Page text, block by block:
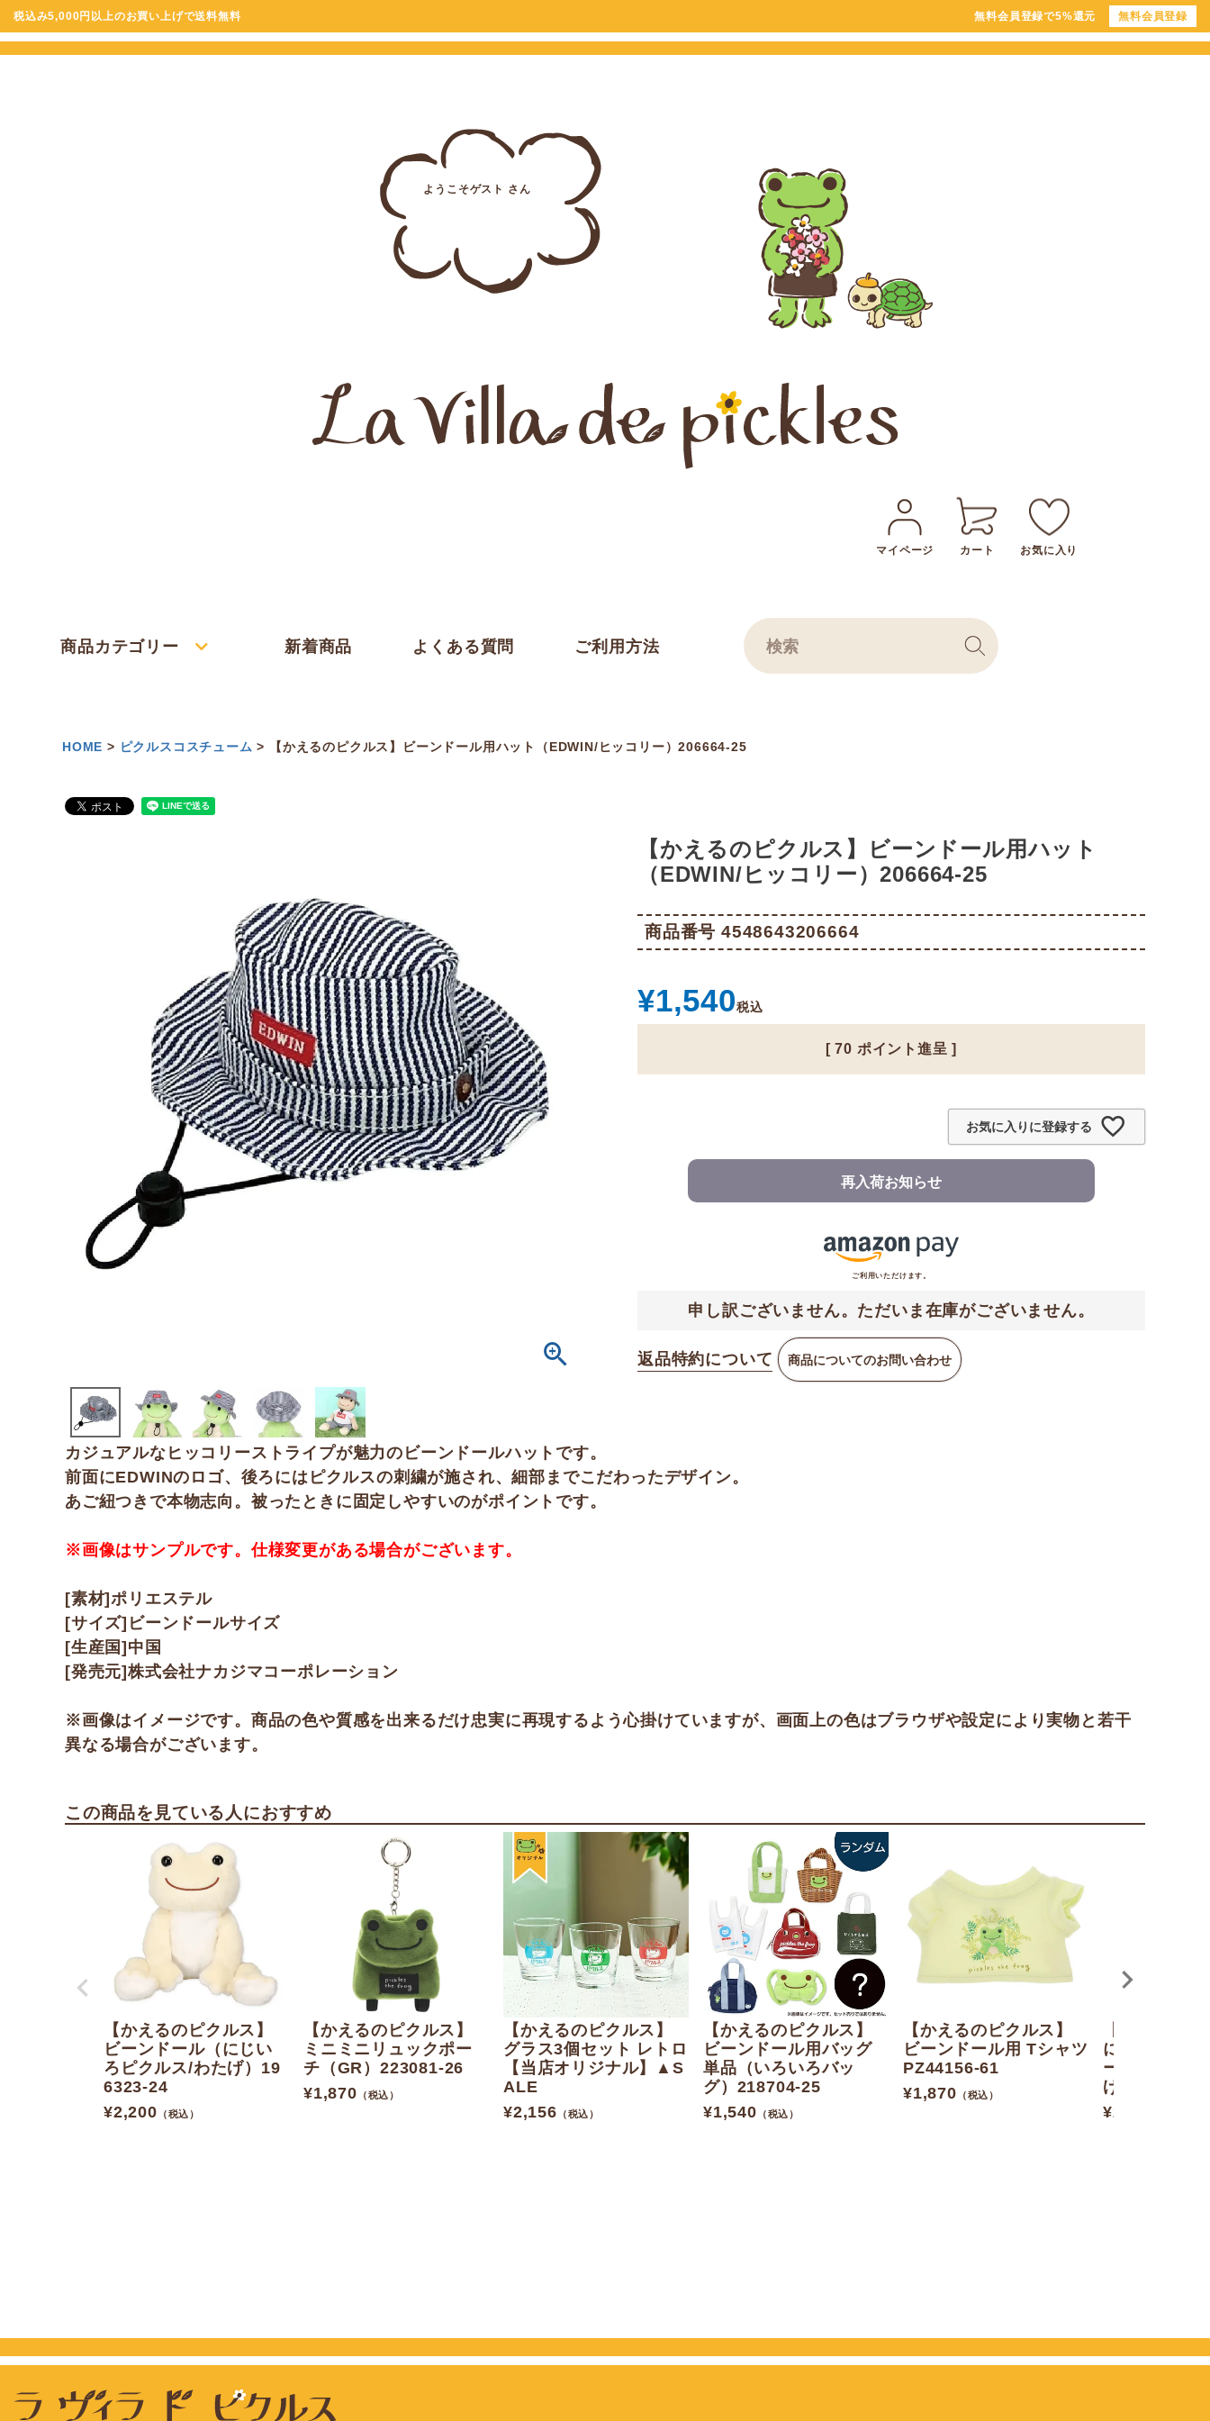
税込み5,000円以上のお買い上げで送料無料 無料会員登録で5%還元 無料会員登録
ようこそゲスト さん
マイページ カート お気に入り
商品カテゴリー 新着商品 よくある質問 ご利用方法
HOME ピクルスコスチューム 【かえるのピクルス】ビーンドール用ハット（EDWIN/ヒッコリー）206664-25
【かえるのピクルス】ビーンドール用ハット
（EDWIN/ヒッコリー）206664-25
商品番号 4548643206664
¥1,540税込
[ 70 ポイント進呈 ]
お気に入りに登録する
再入荷お知らせ
ご利用いただけます。
申し訳ございません。ただいま在庫がございません。
返品特約について 商品についてのお問い合わせ
カジュアルなヒッコリーストライプが魅力のビーンドールハットです。
前面にEDWINのロゴ、後ろにはピクルスの刺繍が施され、細部までこだわったデザイン。
あご紐つきで本物志向。被ったときに固定しやすいのがポイントです。
※画像はサンプルです。仕様変更がある場合がございます。
[素材]ポリエステル
[サイズ]ビーンドールサイズ
[生産国]中国
[発売元]株式会社ナカジマコーポレーション
※画像はイメージです。商品の色や質感を出来るだけ忠実に再現するよう心掛けていますが、画面上の色はブラウザや設定により実物と若干
異なる場合がございます。
この商品を見ている人におすすめ
【かえるのピクルス】
ビーンドール（にじい
ろピクルス/わたげ）19
6323-24
¥2,200 （税込）
【かえるのピクルス】
ミニミニリュックポー
チ（GR）223081-26
¥1,870 （税込）
【かえるのピクルス】
グラス3個セット レトロ
【当店オリジナル】▲S
ALE
¥2,156 （税込）
【かえるのピクルス】
ビーンドール用バッグ
単品（いろいろバッ
グ）218704-25
¥1,540 （税込）
【かえるのピクルス】
ビーンドール用 Tシャツ
PZ44156-61
¥1,870 （税込）
にじいろピク
ージングドー
げ）196316-
¥2,970